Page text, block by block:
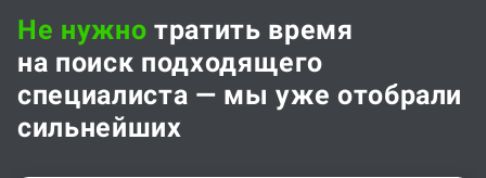
Не нужно тратить время
на поиск подходящего
специалиста — мы уже отобрали
сильнейших